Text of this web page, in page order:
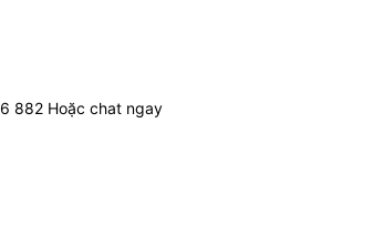
882 Hoặc chat ngay